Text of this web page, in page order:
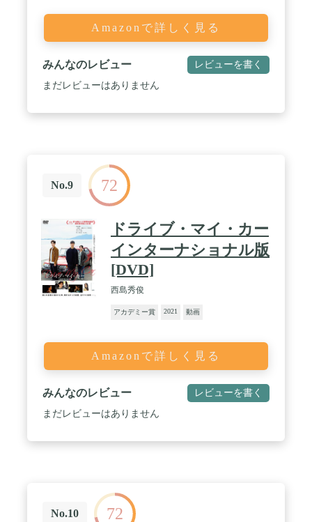
Amazonで詳しく見る
みんなのレビュー レビューを書く
まだレビューはありません
No.9 72
ドライブ・マイ・カー
インターナショナル版
[DVD]
西島秀俊
アカデミー賞 2021 動画
Amazonで詳しく見る
みんなのレビュー レビューを書く
まだレビューはありません
No.10 72